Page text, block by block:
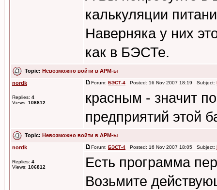
калькуляции
Наверняка у них
как в БЭСТе.
Topic: Невозможно войти в АРМ-ы
nordk
Replies: 4
Views: 106812
Forum: БЭСТ-4 Posted: 16 Nov 2007 18:19 Subject:
красным - значит
предприятий этой
Topic: Невозможно войти в АРМ-ы
nordk
Replies: 4
Views: 106812
Forum: БЭСТ-4 Posted: 16 Nov 2007 18:05 Subject:
Есть программа
Возьмите